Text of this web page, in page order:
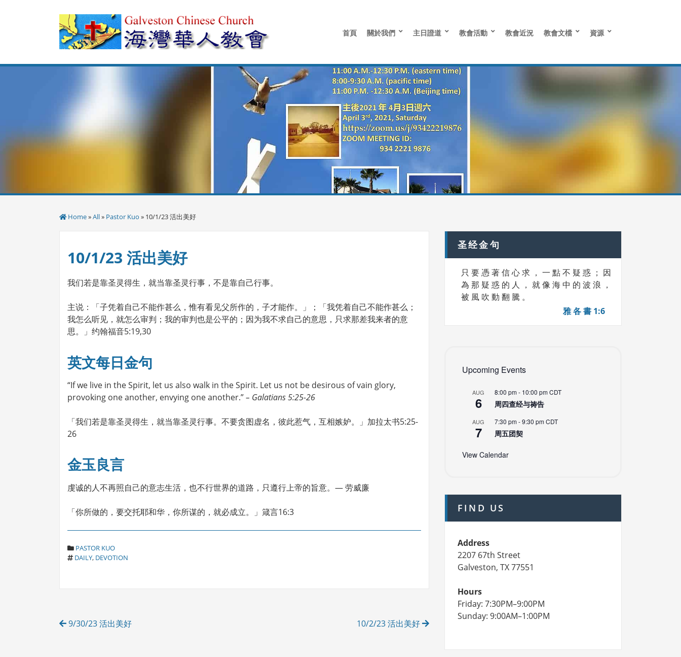
首頁 關於我們 主日證道 教會活動 教會近況 教會文檔 資源
Home»All» Pastor Kuo » 10/1/23 活出美好
10/1/23 活出美好
我们若是靠圣灵得生，就当靠圣灵行事，不是靠自己行事。
主说：「子凭着自己不能作甚么，惟有看见父所作的，子才能作。」；「我凭着自己不能作甚么；
我怎么听见，就怎么审判；我的审判也是公平的；因为我不求自己的意思，只求那差我来者的意
思。」约翰福音5:19,30
英文每日金句
“If we live in the Spirit, let us also walk in the Spirit. Let us not be desirous of vain glory,
provoking one another, envying one another.”– Galatians 5:25-26
「我们若是靠圣灵得生，就当靠圣灵行事。不要贪图虚名，彼此惹气，互相嫉妒。」加拉太书5:25-
26
金玉良言
虔诚的人不再照自己的意志生活，也不行世界的道路，只遵行上帝的旨意。— 劳威廉
「你所做的，要交托耶和华，你所谋的，就必成立。」箴言16:3
C
A
E
PASTOR KUO
T
DAILY, DEVOTION
Post
9/30/23 活出美好 10/2/23 活出美好
圣经金句
只 要 憑 著 信 心 求 ， 一 點 不 疑 惑 ； 因
為 那 疑 惑 的 人 ， 就 像 海 中 的 波 浪 ，
被 風 吹 動 翻 騰 。
雅 各 書 1:6
Upcoming Events
AUG
6
8:00 pm- 10:00 pmCDT
周四查经与祷告
AUG
7
7:30 pm-9:30 pmCDT
周五团契
View Calendar
FIND US
Address
2207 67th Street
Galveston, TX 77551
Hours
Friday: 7:30PM–9:00PM
Sunday: 9:00AM–1:00PM